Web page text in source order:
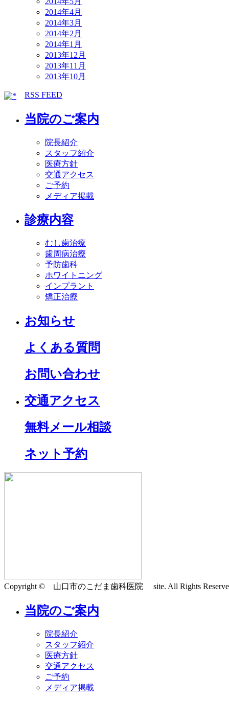
2014年4月
2014年3月
2014年2月
2014年1月
2013年12月
2013年11月
2013年10月
RSS FEED
当院のご案内
院長紹介
スタッフ紹介
医療方針
交通アクセス
ご予約
メディア掲載
診療内容
むし歯治療
歯周病治療
予防歯科
ホワイトニング
インプラント
矯正治療
お知らせ
よくある質問
お問い合わせ
交通アクセス
無料メール相談
ネット予約
Copyright © 山口市のこだま歯科医院 site. All Rights
当院のご案内
院長紹介
スタッフ紹介
医療方針
交通アクセス
ご予約
メディア掲載